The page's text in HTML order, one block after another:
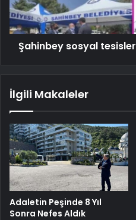
Şahinbey sosyal
İlgili Makaleler
Adaletin Peşinde 8 Yıl
Sonra Nefes Aldık